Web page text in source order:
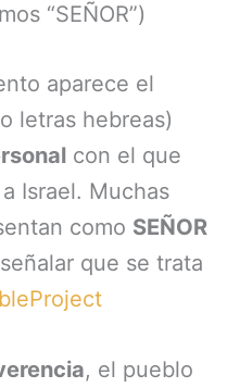
“SEÑOR”)
aparece el
letras hebreas)
con el que
Israel. Muchas
como SEÑOR
que se trata
, el pueblo